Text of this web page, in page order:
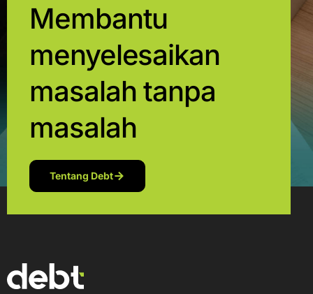
Membantu
menyelesaikan
masalah tanpa
masalah
Tentang Debt